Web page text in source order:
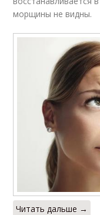
морщины не видны.
Читать дальше →